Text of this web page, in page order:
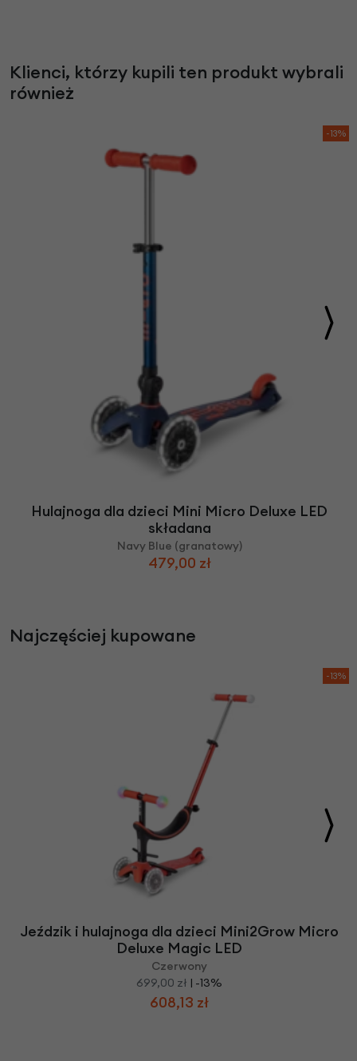
Klienci, którzy kupili ten produkt wybrali
również
-13%
Hulajnoga dla dzieci Mini Micro Deluxe LED
składana
Navy Blue (granatowy)
479,00 zł
Najczęściej kupowane
-13%
Jeździk i hulajnoga dla dzieci Mini2Grow Micro
Deluxe Magic LED
Czerwony
699,00 zł | -13%
608,13 zł